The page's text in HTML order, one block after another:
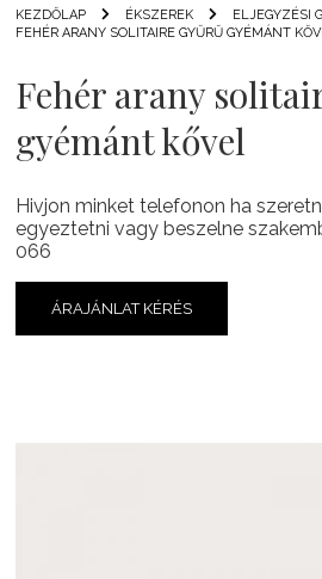
KEZDŐLAP ÉKSZEREK
ELJEGYZÉSI
FEHÉR ARANY SOLITAIRE GYŰRŰ GYÉMÁNT
Fehér arany
gyémánt kővel
Hivjon minket telefonon ha
egyeztetni vagy beszelne
066
ÁRAJÁNLAT KÉRÉS